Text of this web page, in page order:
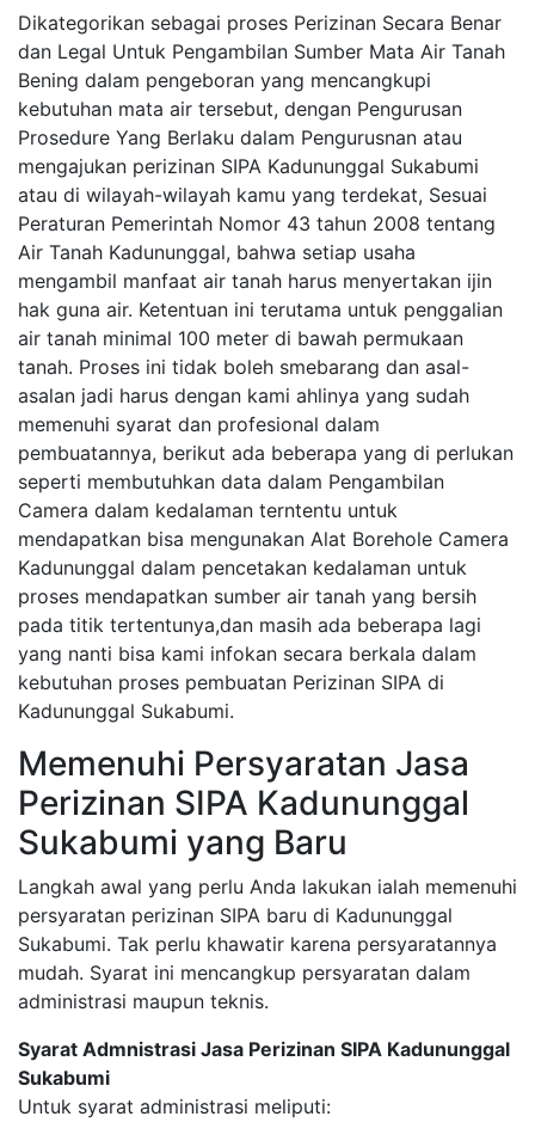
Dikategorikan sebagai proses Perizinan Secara Benar
dan Legal Untuk Pengambilan Sumber Mata Air Tanah
Bening dalam pengeboran yang mencangkupi
kebutuhan mata air tersebut, dengan Pengurusan
Prosedure Yang Berlaku dalam Pengurusnan atau
mengajukan perizinan SIPA Kadununggal Sukabumi
atau di wilayah-wilayah kamu yang terdekat, Sesuai
Peraturan Pemerintah Nomor 43 tahun 2008 tentang
Air Tanah Kadununggal, bahwa setiap usaha
mengambil manfaat air tanah harus menyertakan ijin
hak guna air. Ketentuan ini terutama untuk penggalian
air tanah minimal 100 meter di bawah permukaan
tanah. Proses ini tidak boleh smebarang dan asal-
asalan jadi harus dengan kami ahlinya yang sudah
memenuhi syarat dan profesional dalam
pembuatannya, berikut ada beberapa yang di perlukan
seperti membutuhkan data dalam Pengambilan
Camera dalam kedalaman terntentu untuk
mendapatkan bisa mengunakan Alat Borehole Camera
Kadununggal dalam pencetakan kedalaman untuk
proses mendapatkan sumber air tanah yang bersih
pada titik tertentunya,dan masih ada beberapa lagi
yang nanti bisa kami infokan secara berkala dalam
kebutuhan proses pembuatan Perizinan SIPA di
Kadununggal Sukabumi.
Memenuhi Persyaratan Jasa
Perizinan SIPA Kadununggal
Sukabumi yang Baru
Langkah awal yang perlu Anda lakukan ialah memenuhi
persyaratan perizinan SIPA baru di Kadununggal
Sukabumi. Tak perlu khawatir karena persyaratannya
mudah. Syarat ini mencangkup persyaratan dalam
administrasi maupun teknis.
Syarat Admnistrasi Jasa Perizinan SIPA Kadununggal
Sukabumi
Untuk syarat administrasi meliputi: